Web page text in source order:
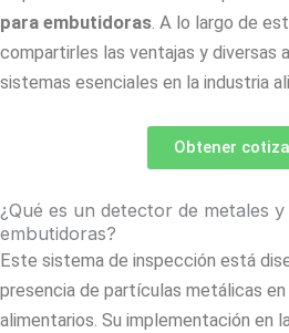
para embutidoras. A lo largo de
compartirles las ventajas y diversas
sistemas esenciales en la industria
Obtener
¿Qué es un detector de metales
embutidoras?
Este sistema de inspección está
presencia de partículas metálicas
alimentarios. Su implementación en